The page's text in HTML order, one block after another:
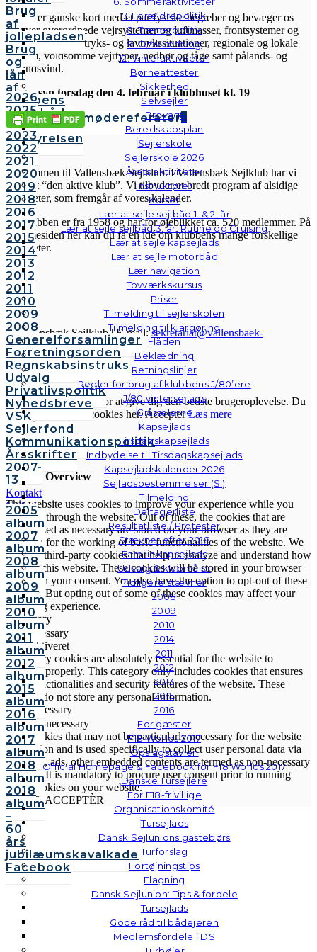
7. Forældrepolitik
8. Trænerpolitik
9. Omklædning
12. Vinteraktiviteter
Børneattester
Sikkerhed
Selvsejler
Brovagt
Beredskabsplan
Sejlerskole
Sejlerskole 2026
Årets aktiviteter
Instruktører
Kurser
Lær at sejle sejlbåd 1. & 2. år
Lær at sejle sejlbåd 3. år: Rutine og Cruising
Lær at sejle kapsejlads
Lær at sejle motorbåd
Lær navigation
Tovværkskursus
Priser
Tilmelding til sejlerskolen
Tilmelding til klargøring
Flåden
Beklædning
Retningslinjer
Regler for brug af klubbens J/80’ere
J/80 vintersejlads
Gråsælerne
Kapsejlads
Tirsdagskapsejlads
Indbydelse til Tirsdagskapsejlads
Kapsejladskalender 2026
Sejladsbestemmelser (SI)
Tilmelding
Deltagerliste
Resultatliste / Protester
Stævner efter 2018
Familiekapsejlads
Udvalg & klubmåler
Tidligere stævner
2008
2009
2010
2014
2011
2012
2013
2015
2016
For gæster
F18 Worlds 2017
Opslagstavlen
Official Homepage & Facebook for F18 Worlds 2017
Danske Tursejlere
For F18-frivillige
Organisationskomité
Tursejlads
Dansk Sejlunions gastebørs
Turforslag
Fortøjningstips
Flagning
Dansk Sejlunion: Tips & fordele
Tursejlads
Gode råd til bådejeren
Medlemsfordele i DS
Brug
af
jollepladsen
Brug
og
lån
af
klubbens
følgebåde
Vedtægter
Bestyrelsen
Bestyrelsesmødereferater
2026
2025
2024
2023
2022
2021
2020
2019
2018
2016
2017
2015
2014
2013
2012
2011
2010
2009
2008
Generelforsamlinger
Forretningsorden
Regnskabsinstruks
Udvalg
Privatlivspolitik
Nyhedsbreve
VSK
Sejlerfond
Kommunikationspolitik
Årsskrifter
2007-
13
Kontakt
Galleri
Andre
fotos
2005
album
2007
album
2008
album
2009
album
2010
album
2011
album
2012
album
2015
album
2016
album
2017
album
2018
album
2018
album
–
60
års
jubilæumskavalkade
Facebook
Vi starter ganske kort med et par fysiske begreber og bevæger os
indover overordnede vejrsystemer og luftmasser, frontsystemer og
frontpassager, højtryks- og lavtrykssituationer, regionale og lokale
forhold, voldsomme vejrtyper, nedbør og tåge samt pålands- og
fralandsvind.
På gensyn torsdag den 4. februar i klubhuset kl. 19
Share Tweet Share Pin
VSK
Velkommen til Vallensbæk Sejlklub. I Vallensbæk Sejlklub har vi
mottoet “den aktive klub”. Vi tilbyder et bredt program af alsidige
aktiviteter, som fremgår af vores kalender.
Sejlklubben er fra 1958 og har for øjeblikket ca. 520 medlemmer. På
hjemmesiden her kan du få en idé om klubbens mange forskellige
aktiviteter.
© Vallensbæk Sejlklub | E-mail:sekretariat@vallensbaek-
sejlklub.dk|Privatlivspolitik
Cookies & Privatlivspolitik
Vi anvender cookies for at give dig den bedste brugeroplevelse. Du
kan læse mere om cookies her.Accepter Læs mere
Luk
Privacy Overview
This website uses cookies to improve your experience while you
navigate through the website. Out of these, the cookies that are
categorized as necessary are stored on your browser as they are
essential for the working of basic functionalities of the website. We
also use third-party cookies that help us analyze and understand how
you use this website. These cookies will be stored in your browser
only with your consent. You also have the option to opt-out of these
cookies. But opting out of some of these cookies may affect your
browsing experience.
Necessary
Necessary
Altid aktiveret
Necessary cookies are absolutely essential for the website to
function properly. This category only includes cookies that ensures
basic functionalities and security features of the website. These
cookies do not store any personal information.
Non-necessary
Non-necessary
Any cookies that may not be particularly necessary for the website
to function and is used specifically to collect user personal data via
analytics, ads, other embedded contents are termed as non-necessary
cookies. It is mandatory to procure user consent prior to running
these cookies on your website.
GEM & ACCEPTÈR